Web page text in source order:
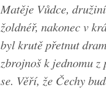
Matěje Vůdce,
žoldnéř, nakonec v
byl krutě přetnut
zbrojnoš k jednomu
se. Věří, že Čechy